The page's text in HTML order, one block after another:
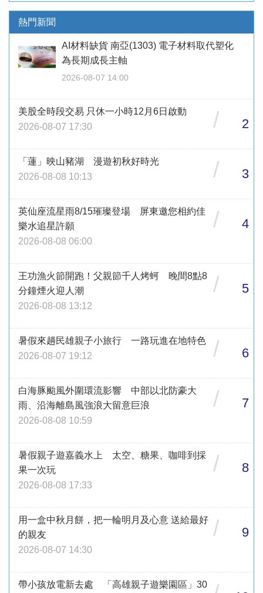
熱門新聞
AI材料缺貨 南亞(1303) 電子材料取代塑化
為長期成長主軸
2026-08-07 14:00
美股全時段交易 只休一小時12月6日啟動
2026-08-07 17:30
/ 2
「蓮」映山豬湖 漫遊初秋好時光
2026-08-08 10:13
/ 3
英仙座流星雨8/15璀璨登場 屏東邀您相約佳
樂水追星許願
2026-08-08 06:00
/ 4
王功漁火節開跑！父親節千人烤蚵 晚間8點8
分鐘煙火迎人潮
2026-08-08 13:12
/ 5
暑假來趟民雄親子小旅行 一路玩進在地特色
2026-08-07 19:12
/ 6
白海豚颱風外圍環流影響 中部以北防豪大
雨、沿海離島風強浪大留意巨浪
2026-08-08 10:59
/ 7
暑假親子遊嘉義水上 太空、糖果、咖啡到採
果一次玩
2026-08-08 17:33
/ 8
用一盒中秋月餅，把一輪明月及心意 送給最好
的親友
2026-08-07 14:30
/ 9
帶小孩放電新去處 「高雄親子遊樂園區」30